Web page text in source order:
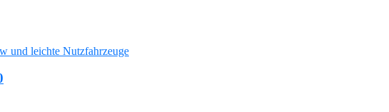
und leichte Nutzfahrzeuge